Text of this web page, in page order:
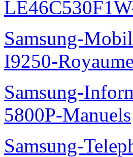
Samsung-
I9250-
Samsung-
5800P-Manuels
Samsung-